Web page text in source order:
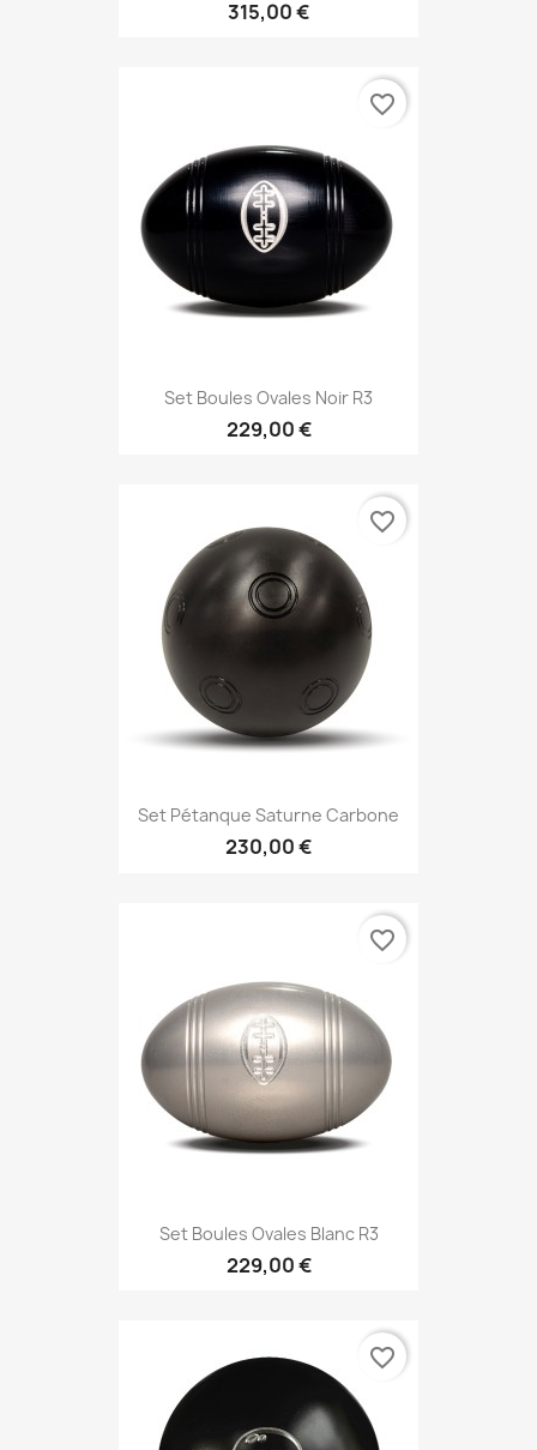
315,00 €
Set Boules Ovales Noir R3
229,00 €
favorite_border
Set Pétanque Saturne Carbone
230,00 €
favorite_border
Set Boules Ovales Blanc R3
229,00 €
favorite_border
favorite_border